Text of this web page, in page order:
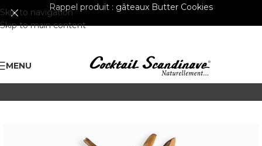
Skip to navigation
Skip to main content
Rappel produit : gâteaux Butter Cookies
MENU